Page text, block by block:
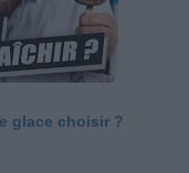
glace choisir ?